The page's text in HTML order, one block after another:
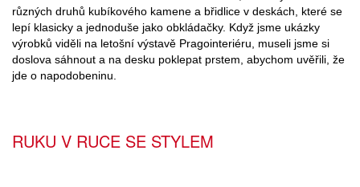
různých druhů kubíkového kamene a břidlice v deskách, které se
lepí klasicky a jednoduše jako obkládačky. Když jsme ukázky
výrobků viděli na letošní výstavě Pragointeriéru, museli jsme si
doslova sáhnout a na desku poklepat prstem, abychom uvěřili, že
jde o napodobeninu.
RUKU V RUCE SE STYLEM